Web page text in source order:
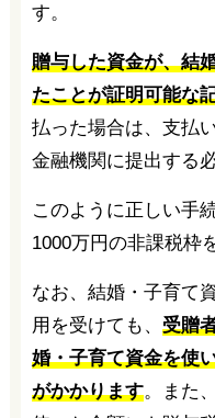
す。
贈与した資金が、結
たことが証明可能な
払った場合は、支払
金融機関に提出する
このように正しい手
1000万円の非課税枠
なお、結婚・子育て
用を受けても、 受贈
婚・子育て資金を使
がかかります。また